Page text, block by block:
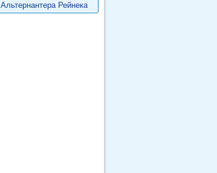
Альтернантера Рейнека